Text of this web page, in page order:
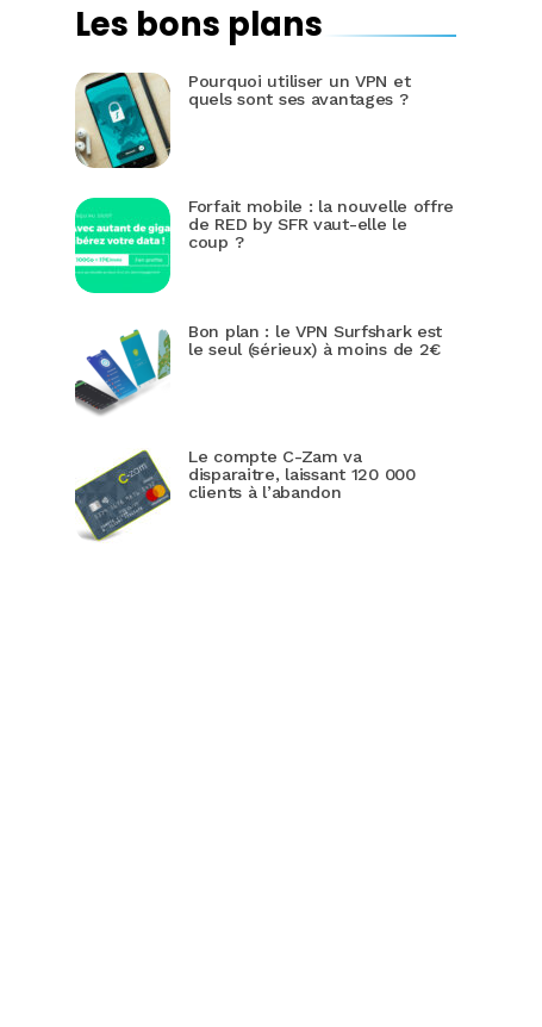
Les bons plans
Pourquoi utiliser un VPN et
quels sont ses avantages ?
Forfait mobile : la nouvelle offre
de RED by SFR vaut-elle le
coup ?
Bon plan : le VPN Surfshark est
le seul (sérieux) à moins de 2€
Le compte C-Zam va
disparaitre, laissant 120 000
clients à l’abandon